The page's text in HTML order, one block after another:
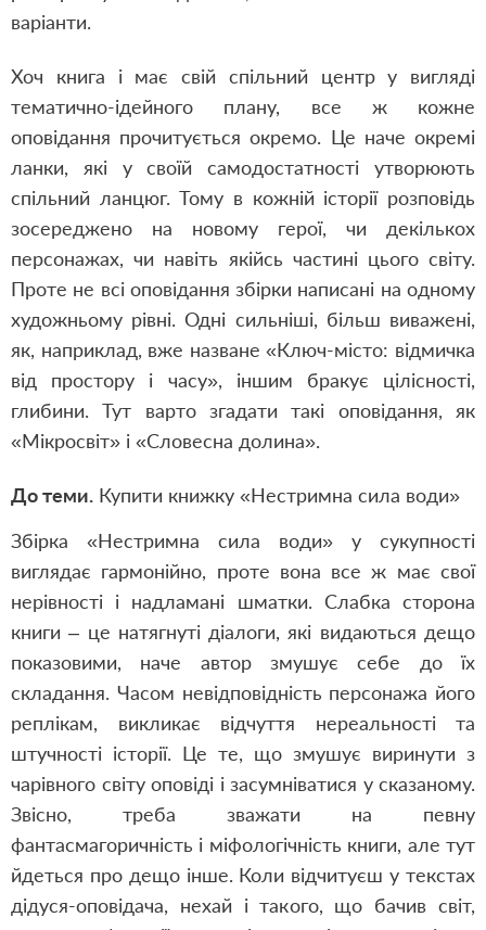
варіанти.
Хоч книга і має свій спільний центр у вигляді
тематично-ідейного плану, все ж кожне
оповідання прочитується окремо. Це наче окремі
ланки, які у своїй самодостатності утворюють
спільний ланцюг. Тому в кожній історії розповідь
зосереджено на новому герої, чи декількох
персонажах, чи навіть якійсь частині цього світу.
Проте не всі оповідання збірки написані на одному
художньому рівні. Одні сильніші, більш виважені,
як, наприклад, вже назване «Ключ-місто: відмичка
від простору і часу», іншим бракує цілісності,
глибини. Тут варто згадати такі оповідання, як
«Мікросвіт» і «Словесна долина».
До теми. Купити книжку «Нестримна сила води»
Збірка «Нестримна сила води» у сукупності
виглядає гармонійно, проте вона все ж має свої
нерівності і надламані шматки. Слабка сторона
книги – це натягнуті діалоги, які видаються дещо
показовими, наче автор змушує себе до їх
складання. Часом невідповідність персонажа його
реплікам, викликає відчуття нереальності та
штучності історії. Це те, що змушує виринути з
чарівного світу оповіді і засумніватися у сказаному.
Звісно, треба зважати на певну
фантасмагоричність і міфологічність книги, але тут
йдеться про дещо інше. Коли відчитуєш у текстах
дідуся-оповідача, нехай і такого, що бачив світ,